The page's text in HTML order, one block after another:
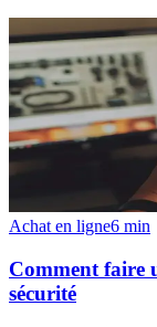
Achat en ligne6 min
Comment faire
sécurité